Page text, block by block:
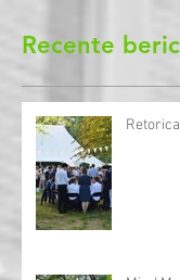
Nu
Recente